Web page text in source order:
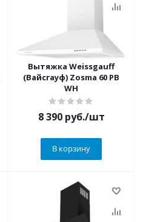
Вытяжка Weissgauff
(Вайсгауф) Zosma 60 PB
WH
8 390руб./шт
В корзину